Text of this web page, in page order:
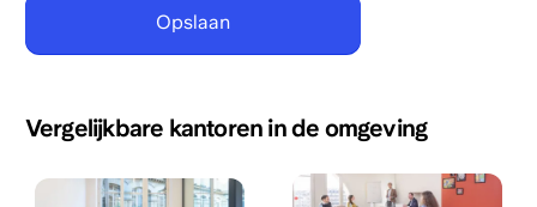
Vergelijkbare kantoren in de omgeving